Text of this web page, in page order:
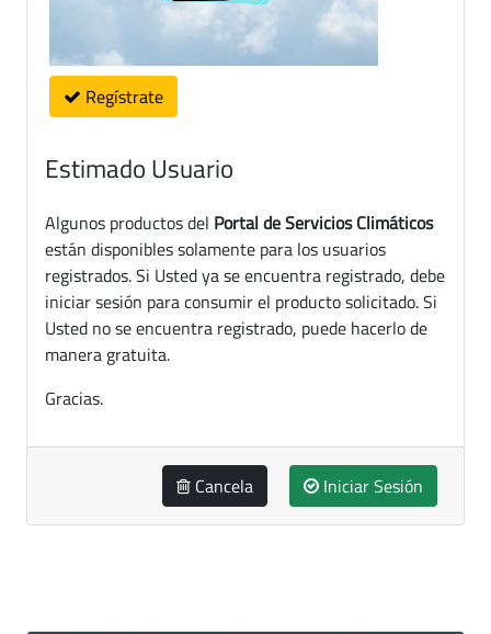
Regístrate
Estimado Usuario
Algunos productos del Portal de Servicios Climáticos
están disponibles solamente para los usuarios
registrados. Si Usted ya se encuentra registrado, debe
iniciar sesión para consumir el producto solicitado. Si
Usted no se encuentra registrado, puede hacerlo de
manera gratuita.
Gracias.
Cancela Iniciar Sesión